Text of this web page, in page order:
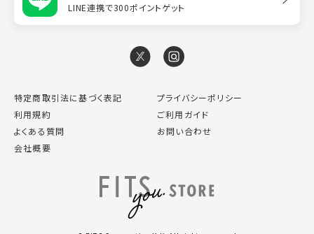
LINE連携で300ポイントゲット
特定商取引法に基づく表記
プライバシーポリシー
利用規約
ご利用ガイド
よくある質問
お問い合わせ
会社概要